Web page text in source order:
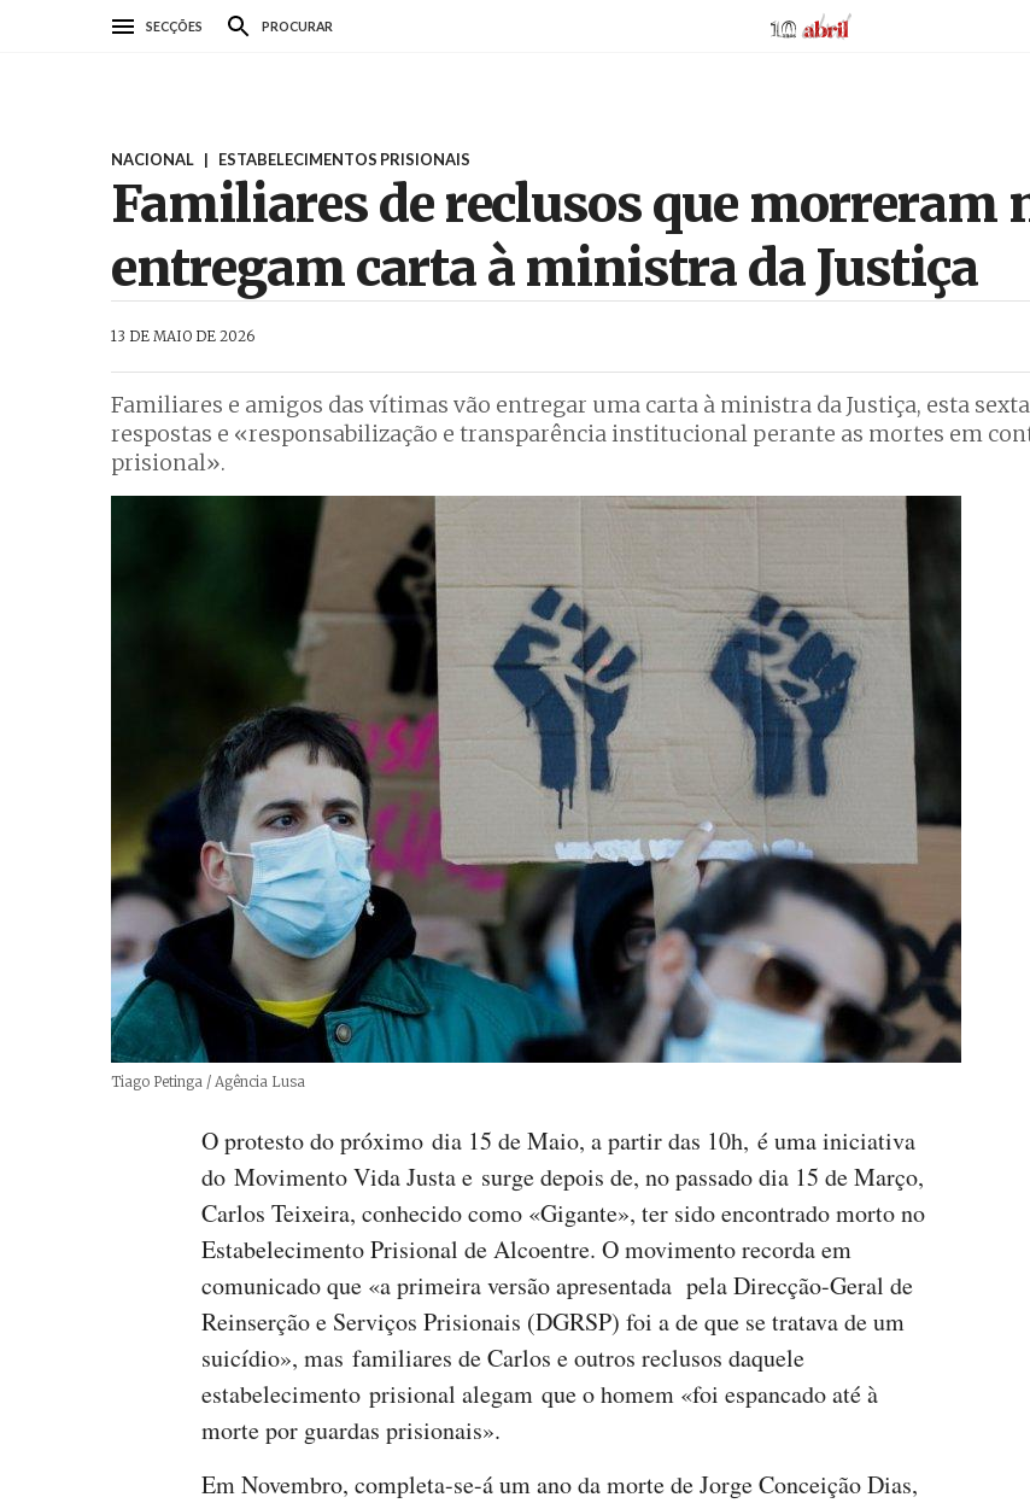
SECÇÕES PROCURAR AbrilAbril
NACIONAL | ESTABELECIMENTOS PRISIONAIS
Familiares de reclusos que morreram
entregam carta à ministra da Justiça
13 DE MAIO DE 2026
Familiares e amigos das vítimas vão entregar uma carta à ministra da Justiça, esta
respostas e «responsabilização e transparência institucional perante as mortes em
prisional».
Créditos
Tiago Petinga / Agência Lusa
O protesto do próximo dia 15 de Maio, a partir das 10h, é uma iniciativa
do Movimento Vida Justa e surge depois de, no passado dia 15 de Março,
Carlos Teixeira, conhecido como «Gigante», ter sido encontrado morto no
Estabelecimento Prisional de Alcoentre. O movimento recorda em
comunicado que «a primeira versão apresentada pela Direcção-Geral de
Reinserção e Serviços Prisionais (DGRSP) foi a de que se tratava de um
suicídio», mas familiares de Carlos e outros reclusos daquele
estabelecimento prisional alegam que o homem «foi espancado até à
morte por guardas prisionais».
Em Novembro, completa-se-á um ano da morte de Jorge Conceição Dias,